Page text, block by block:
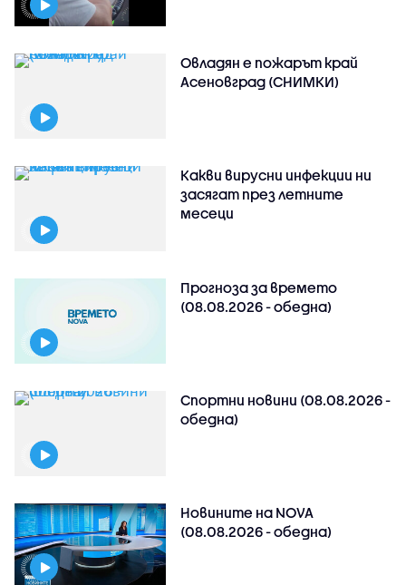
Овладян е пожарът край
Асеновград (СНИМКИ)
Какви вирусни инфекции ни
засягат през летните
месеци
Прогноза за времето
(08.08.2026 - обедна)
Спортни новини (08.08.2026 -
обедна)
Новините на NOVA
(08.08.2026 - обедна)